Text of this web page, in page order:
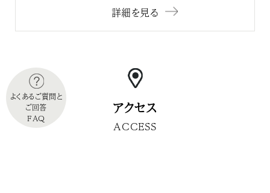
詳細を見る
アクセス
ACCESS
よくあるご質問と
ご回答
FAQ